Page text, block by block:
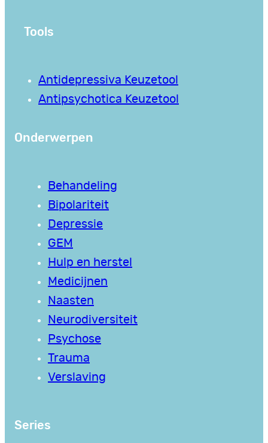
Tools
Antidepressiva Keuzetool
Antipsychotica Keuzetool
Onderwerpen
Behandeling
Bipolariteit
Depressie
GEM
Hulp en herstel
Medicijnen
Naasten
Neurodiversiteit
Psychose
Trauma
Verslaving
Series